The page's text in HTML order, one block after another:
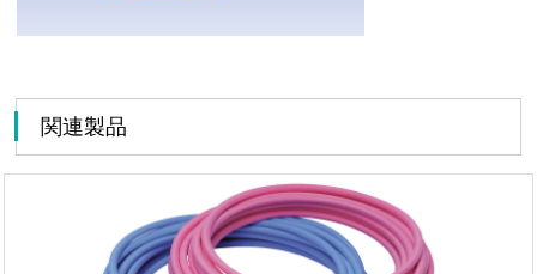
関連製品